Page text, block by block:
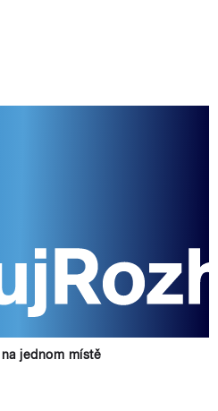
jednom místě